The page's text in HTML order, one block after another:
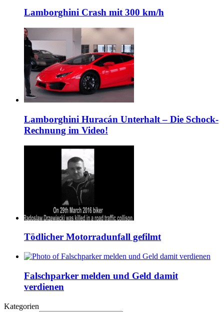
Lamborghini Crash mit 300 km/h
Lamborghini Huracán Unterhalt – Die Schock-
Rechnung im Video!
Tödlicher Motorradunfall gefilmt
Falschparker melden und Geld damit
verdienen
Kategorien